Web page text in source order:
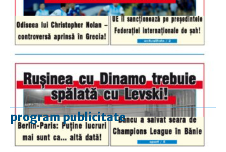
program publicitate
luni-vineri
9.00 - 17.00